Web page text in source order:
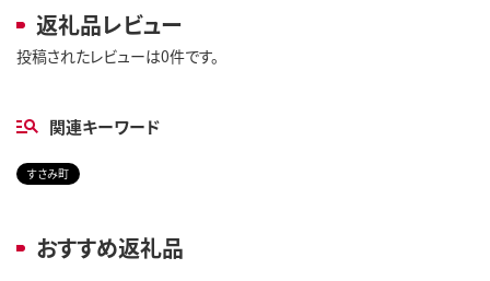
返礼品レビュー
投稿されたレビューは0件です。
関連キーワード
すさみ町
おすすめ返礼品